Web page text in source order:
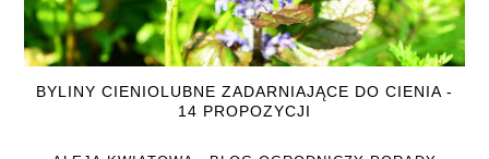
BYLINY CIENIOLUBNE ZADARNIAJĄCE DO CIENIA -
14 PROPOZYCJI